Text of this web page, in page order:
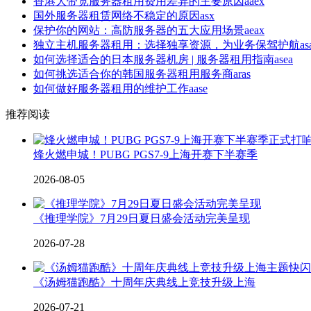
国外服务器租赁网络不稳定的原因asx
保护你的网站：高防服务器的五大应用场景aeax
独立主机服务器租用：选择独享资源，为业务保驾护航
如何选择适合的日本服务器机房 | 服务器租用指南asea
如何挑选适合你的韩国服务器租用服务商aras
如何做好服务器租用的维护工作aase
推荐阅读
烽火燃申城！PUBG PGS7-9上海开赛下半赛季
2026-08-05
《推理学院》7月29日夏日盛会活动完美呈现
2026-07-28
《汤姆猫跑酷》十周年庆典线上竞技升级上海
2026-07-21